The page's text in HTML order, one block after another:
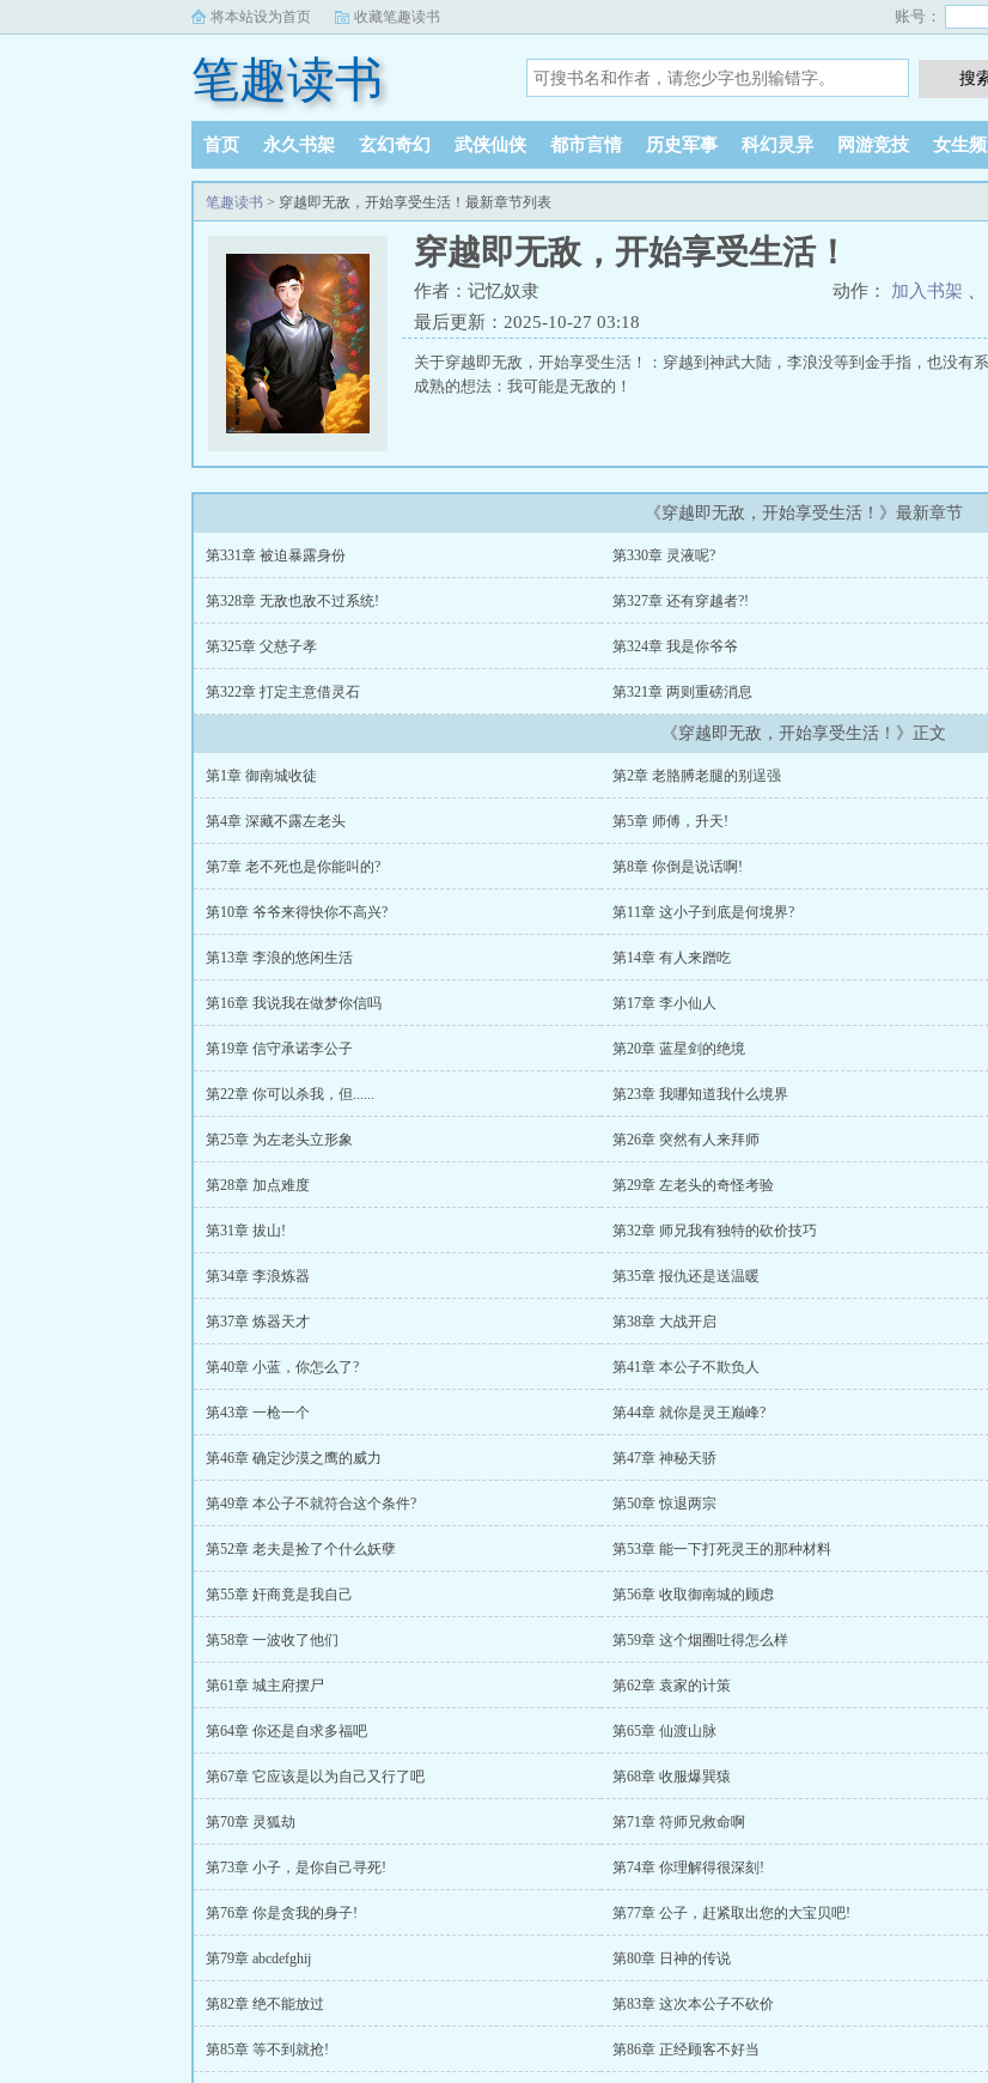
将本站设为首页 收藏笔趣读书 账号：
笔趣读书
首页 永久书架 玄幻奇幻 武侠仙侠 都市言情 历史军事 科幻灵异 网游竞技 女生
笔趣读书 > 穿越即无敌，开始享受生活！最新章节列表
穿越即无敌，开始享受生活！
作者：记忆奴隶 动作： 加入书架
最后更新：2025-10-27 03:18
关于穿越即无敌，开始享受生活！：穿越到神武大陆，李浪没等到金手指，也没有
成熟的想法：我可能是无敌的！
《穿越即无敌，开始享受生活！》最新章节
第331章 被迫暴露身份 第330章 灵液呢?
第328章 无敌也敌不过系统! 第327章 还有穿越者?!
第325章 父慈子孝 第324章 我是你爷爷
第322章 打定主意借灵石 第321章 两则重磅消息
《穿越即无敌，开始享受生活！》正文
第1章 御南城收徒 第2章 老胳膊老腿的别逞强
第4章 深藏不露左老头 第5章 师傅，升天!
第7章 老不死也是你能叫的? 第8章 你倒是说话啊!
第10章 爷爷来得快你不高兴? 第11章 这小子到底是何境界?
第13章 李浪的悠闲生活 第14章 有人来蹭吃
第16章 我说我在做梦你信吗 第17章 李小仙人
第19章 信守承诺李公子 第20章 蓝星剑的绝境
第22章 你可以杀我，但...... 第23章 我哪知道我什么境界
第25章 为左老头立形象 第26章 突然有人来拜师
第28章 加点难度 第29章 左老头的奇怪考验
第31章 拔山! 第32章 师兄我有独特的砍价技巧
第34章 李浪炼器 第35章 报仇还是送温暖
第37章 炼器天才 第38章 大战开启
第40章 小蓝，你怎么了? 第41章 本公子不欺负人
第43章 一枪一个 第44章 就你是灵王巅峰?
第46章 确定沙漠之鹰的威力 第47章 神秘天骄
第49章 本公子不就符合这个条件? 第50章 惊退两宗
第52章 老夫是捡了个什么妖孽 第53章 能一下打死灵王的那种材料
第55章 奸商竟是我自己 第56章 收取御南城的顾虑
第58章 一波收了他们 第59章 这个烟圈吐得怎么样
第61章 城主府摆尸 第62章 袁家的计策
第64章 你还是自求多福吧 第65章 仙渡山脉
第67章 它应该是以为自己又行了吧 第68章 收服爆巽猿
第70章 灵狐劫 第71章 符师兄救命啊
第73章 小子，是你自己寻死! 第74章 你理解得很深刻!
第76章 你是贪我的身子! 第77章 公子，赶紧取出您的大宝贝吧!
第79章 abcdefghij 第80章 日神的传说
第82章 绝不能放过 第83章 这次本公子不砍价
第85章 等不到就抢! 第86章 正经顾客不好当